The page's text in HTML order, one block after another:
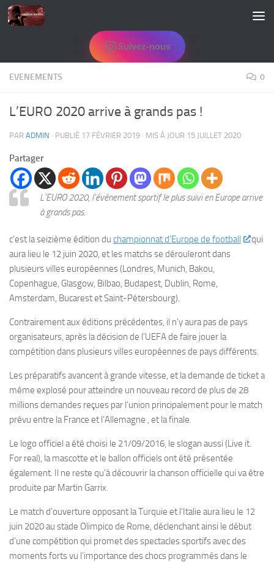
Skip to content
Suivez-nous
EVENEMENTS 0
L’EURO 2020 arrive à grands pas !
PAR ADMIN · PUBLIÉ 17 FÉVRIER 2019 · MIS À JOUR 15 JUILLET 2020
Partager
L’EURO 2020, l’événement sportif le plus suivi en Europe arrive
à grands pas.
c’est la seizième édition du championnat d’Europe de football
qui
aura lieu le 12 juin 2020, et les matchs se dérouleront dans
plusieurs villes européennes (Londres, Munich, Bakou,
Copenhague, Glasgow, Bilbao, Budapest, Dublin, Rome,
Amsterdam, Bucarest et Saint-Pétersbourg).
Contrairement aux éditions précédentes, il n’y aura pas de pays
organisateurs, après la décision de l’UEFA de faire jouer la
compétition dans plusieurs villes européennes de pays différents.
Les préparatifs avancent à grande vitesse, et la demande de ticket a
même explosé pour atteindre un nouveau record de plus de 28
millions demandes reçues par l’union principalement pour le match
prévu entre la France et l’Allemagne , et la finale.
Le logo officiel a été choisi le 21/09/2016, le slogan aussi (Live it.
For real), la mascotte et le ballon officiels ont été présentée
également. Il ne reste qu’à découvrir la chanson officielle qui va être
produite par Martin Garrix.
Le match d’ouverture opposant la Turquie et l’Italie aura lieu le 12
juin 2020 au stade Olimpico de Rome, déclenchant ainsi le début
d’une compétition qui promet des spectacles sportifs avec des
moments forts vu l’importance des chocs programmés dans le